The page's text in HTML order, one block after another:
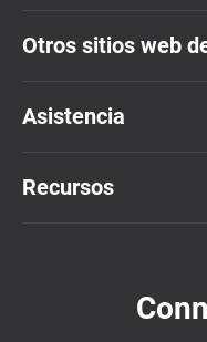
Otros sitios web
Asistencia
Recursos